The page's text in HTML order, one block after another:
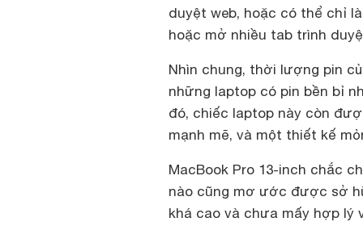
duyệt web, hoặc có thể chỉ
hoặc mở nhiều tab trình
Nhìn chung, thời lượng pin
những laptop có pin bền bỉ
đó, chiếc laptop này còn
mạnh mẽ, và một thiết kế
MacBook Pro 13-inch chắc
nào cũng mơ ước được sở
khá cao và chưa mấy hợp lý